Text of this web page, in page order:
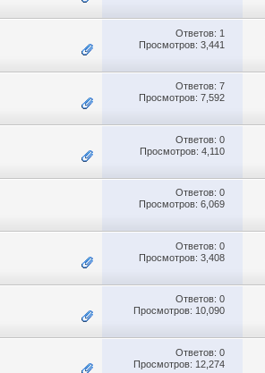
Ответов: 1
Просмотров: 3,441
Ответов: 7
Просмотров: 7,592
Ответов: 0
Просмотров: 4,110
Ответов: 0
Просмотров: 6,069
Ответов: 0
Просмотров: 3,408
Ответов: 0
Просмотров: 10,090
Ответов: 0
Просмотров: 12,274